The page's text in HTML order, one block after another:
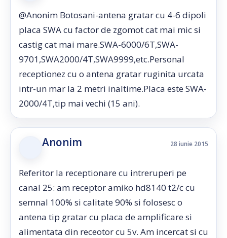
@Anonim Botosani-antena gratar cu 4-6 dipoli
placa SWA cu factor de zgomot cat mai mic si
castig cat mai mare.SWA-6000/6T,SWA-
9701,SWA2000/4T,SWA9999,etc.Personal
receptionez cu o antena gratar ruginita urcata
intr-un mar la 2 metri inaltime.Placa este SWA-
2000/4T,tip mai vechi (15 ani).
Anonim 28 iunie 2015
Referitor la receptionare cu intreruperi pe
canal 25: am receptor amiko hd8140 t2/c cu
semnal 100% si calitate 90% si folosesc o
antena tip gratar cu placa de amplificare si
alimentata din receotor cu 5v. Am incercat si cu